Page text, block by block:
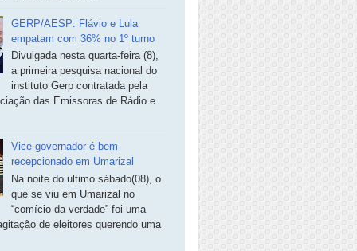
GERP/AESP: Flávio e Lula
empatam com 36% no 1º turno
Divulgada nesta quarta-feira (8),
a primeira pesquisa nacional do
instituto Gerp contratada pela
das Emissoras de Rádio e
Vice-governador é bem
recepcionado em Umarizal
Na noite do ultimo sábado(08), o
que se viu em Umarizal no
“comício da verdade” foi uma
de eleitores querendo uma